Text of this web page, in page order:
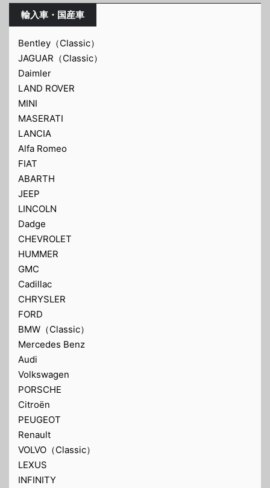
輸入車・国産車
Bentley（Classic）
JAGUAR（Classic）
Daimler
LAND ROVER
MINI
MASERATI
LANCIA
Alfa Romeo
FIAT
ABARTH
JEEP
LINCOLN
Dadge
CHEVROLET
HUMMER
GMC
Cadillac
CHRYSLER
FORD
BMW（Classic）
Mercedes Benz
Audi
Volkswagen
PORSCHE
Citroën
PEUGEOT
Renault
VOLVO（Classic）
LEXUS
INFINITY